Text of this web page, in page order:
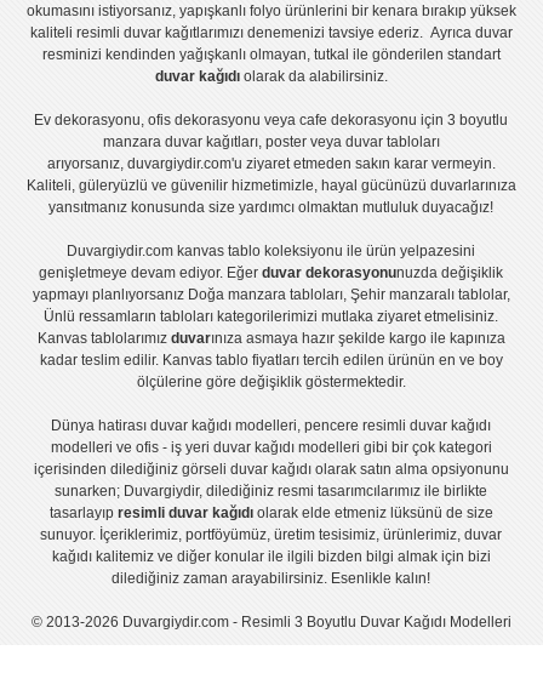
okumasını istiyorsanız, yapışkanlı folyoürünlerini bir kenara bırakıp yüksek
kaliteli resimli duvar kağıtlarımızı denemenizi tavsiye ederiz. Ayrıca duvar
resminizi kendinden yağışkanlı olmayan, tutkal ile gönderilen standart
duvar kağıdıolarak da alabilirsiniz.
Ev dekorasyonu,ofis dekorasyonu veyacafe dekorasyonu için3 boyutlu
manzara duvar kağıtları, posterveya duvar tabloları
arıyorsanız, duvargiydir.com'u ziyaret etmeden sakın karar vermeyin.
Kaliteli, güleryüzlü ve güvenilir hizmetimizle, hayal gücünüzü duvarlarınıza
yansıtmanız konusunda size yardımcı olmaktan mutluluk duyacağız!
Duvargiydir.com kanvas tablo koleksiyonu ile ürün yelpazesini
genişletmeye devam ediyor. Eğerduvar dekorasyonunuzda değişiklik
yapmayı planlıyorsanız Doğa manzara tabloları, Şehir manzaralı tablolar,
Ünlü ressamların tabloları kategorilerimizi mutlaka ziyaret etmelisiniz.
Kanvas tablolarımız duvarınıza asmaya hazır şekilde kargo ile kapınıza
kadar teslim edilir. Kanvas tablo fiyatlarıtercih edilen ürünün en ve boy
ölçülerine göre değişiklik göstermektedir.
Dünya hatirası duvar kağıdı modelleri,pencere resimli duvar kağıdı
modelleri ve ofis - iş yeri duvar kağıdı modelleri gibi bir çok kategori
içerisinden dilediğiniz görseli duvar kağıdı olarak satın alma opsiyonunu
sunarken; Duvargiydir, dilediğiniz resmi tasarımcılarımız ile birlikte
tasarlayıp resimli duvar kağıdıolarak elde etmeniz lüksünü de size
sunuyor. İçeriklerimiz, portföyümüz, üretim tesisimiz, ürünlerimiz, duvar
kağıdı kalitemiz ve diğer konular ile ilgili bizden bilgi almak için bizi
dilediğiniz zaman arayabilirsiniz. Esenlikle kalın!
© 2013-2026 Duvargiydir.com - Resimli 3 Boyutlu Duvar Kağıdı Modelleri